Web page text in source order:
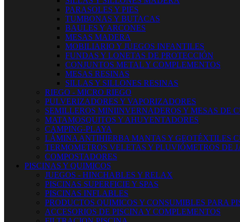
PARASOLES Y PIES
TUMBONAS Y BUTACAS
BAULES Y ARCONES
MESAS MADERA
MOBILIARIO Y JUEGOS INFANTILES
FUNDAS Y LONETAS DE PROTECCIÓN
CONJUNTOS METAL Y COMPLEMENTOS
MESAS RESINAS
SILLAS Y SILLONES RESINAS
RIEGO - MICRO RIEGO
PULVERIZADORES Y VAPORIZADORES
SEMILLEROS MINIINVERNADEROS Y MESAS DE
MATAMOSQUITOS Y AHUYENTADORES
CAMPING-PLAYA
LÁMINA ANTIHIERBA MANTAS Y GEOTÉXTILES
TERMOMETROS VELETAS Y PLUVIÓMETROS DE
COMPOSTADORES
PISCINAS Y QUIMICOS
JUEGOS - HINCHABLES Y RELAX
PISCINAS SUPERFICIE Y SPAS
PISCINAS INFLABLES
PRODUCTOS QUIMICOS Y CONSUMIBLES PARA
ACCESORIOS DE PISCINA Y COMPLEMENTOS